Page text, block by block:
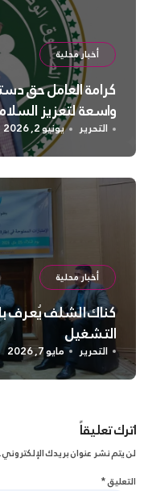
أخبار محلية
كرامة العامل حق
واسعة لتعزيز
التحرير يونيو 2, 2026
أخبار محلية
كناك الشلف يُعرف
التشغيل
التحرير مايو 7, 2026
اترك تعليقاً
لن يتم نشر عنوان بريدك الإلكتروني.
التعليق*